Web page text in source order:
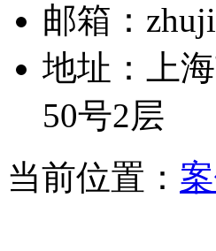
邮箱：
地址：上
50号2层
当前位置：